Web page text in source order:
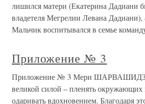
лишился матери (Екатерина Дадиани
владетеля Мегрелии Левана Дадиани),
Мальчик воспитывался в семье
Приложение № 3
Приложение № 3 Мери
великой силой – пленять окружающих
одаривать вдохновением. Благодаря